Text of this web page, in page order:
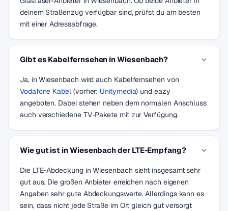
deinem Straßenzug verfügbar sind, prüfst du am besten
mit einer Adressabfrage.
Gibt es Kabelfernsehen in Wiesenbach?
Ja, in Wiesenbach wird auch Kabelfernsehen von
Vodafone Kabel(vorher: Unitymedia) und eazy
angeboten. Dabei stehen neben dem normalen Anschluss
auch verschiedene TV-Pakete mit zur Verfügung.
Wie gut ist in Wiesenbach der LTE-Empfang?
Die LTE-Abdeckung in Wiesenbach sieht insgesamt sehr
gut aus. Die großen Anbieter erreichen nach eigenen
Angaben sehr gute Abdeckungswerte. Allerdings kann es
sein, dass nicht jede Straße im Ort gleich gut versorgt